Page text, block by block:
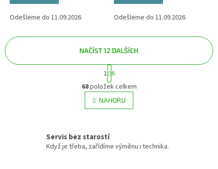
Odešleme do 11.09.2026 Odešleme do 11.09.2026
O
v
l
á
c
í
p
NAČÍST 12 DALŠÍCH
t
r
á
n
k
á
n
í
1 6
68položek celkem
NAHORU
Servis bez starostí
Když je třeba, zařídíme výměnu i technika.